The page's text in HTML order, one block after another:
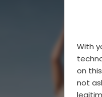
With
on
not